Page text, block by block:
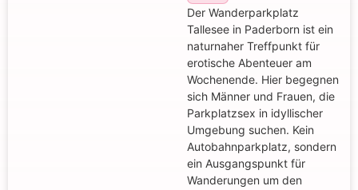
Der Wanderparkplatz
Tallesee in Paderborn ist ein
naturnaher Treffpunkt für
erotische Abenteuer am
Wochenende. Hier begegnen
sich Männer und Frauen, die
Parkplatzsex in idyllischer
Umgebung suchen. Kein
Autobahnparkplatz, sondern
ein Ausgangspunkt für
Wanderungen um den